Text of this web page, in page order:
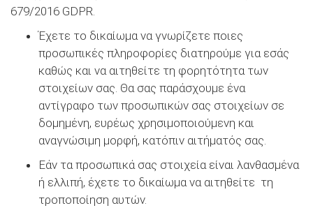
679/2016 GDPR.
Έχετε το δικαίωμα να γνωρίζετε ποιες
προσωπικές πληροφορίες διατηρούμε για εσάς
καθώς και να αιτηθείτε τη φορητότητα των
στοιχείων σας. Θα σας παράσχουμε ένα
αντίγραφο των προσωπικών σας στοιχείων σε
δομημένη, ευρέως χρησιμοποιούμενη και
αναγνώσιμη μορφή, κατόπιν αιτήματός σας.
Εάν τα προσωπικά σας στοιχεία είναι λανθασμένα
ή ελλιπή, έχετε το δικαίωμα να αιτηθείτε τη
τροποποίηση αυτών.